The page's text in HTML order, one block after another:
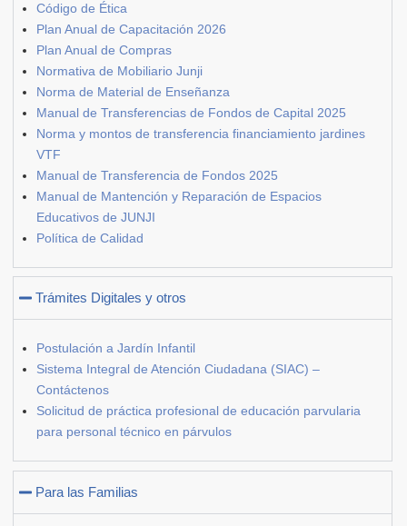
Código de Ética
Plan Anual de Capacitación 2026
Plan Anual de Compras
Normativa de Mobiliario Junji
Norma de Material de Enseñanza
Manual de Transferencias de Fondos de Capital 2025
Norma y montos de transferencia financiamiento jardines
VTF
Manual de Transferencia de Fondos 2025
Manual de Mantención y Reparación de Espacios
Educativos de JUNJI
Política de Calidad
Trámites Digitales y otros
Postulación a Jardín Infantil
Sistema Integral de Atención Ciudadana (SIAC) –
Contáctenos
Solicitud de práctica profesional de educación parvularia
para personal técnico en párvulos
Para las Familias